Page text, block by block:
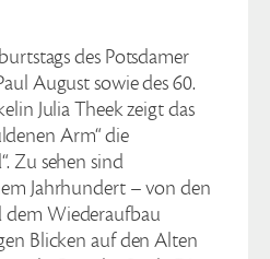
des Potsdamer
August sowie des 60.
Julia Theek zeigt das
Arm“ die
Zu sehen sind
Jahrhundert – von den
Wiederaufbau
Blicken auf den Alten